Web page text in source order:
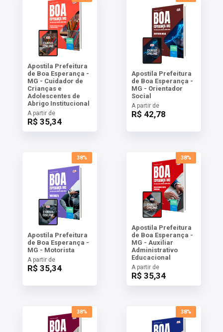
Apostila Prefeitura
de Boa Esperança -
MG - Cuidador de
Crianças e
Adolescentes de
Abrigo Institucional
A partir de
R$ 35,34
Apostila Prefeitura
de Boa Esperança -
MG - Orientador
Social
A partir de
R$ 42,78
38%
Apostila Prefeitura
de Boa Esperança -
MG - Motorista
A partir de
R$ 35,34
38%
Apostila Prefeitura
de Boa Esperança -
MG - Auxiliar
Administrativo
Educacional
A partir de
R$ 35,34
38% 38%